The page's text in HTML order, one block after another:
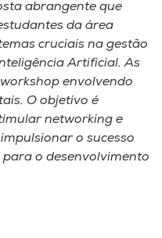
abrangente que
da área
cruciais na gestão
Artificial. As
envolvendo
O objetivo é
networking e
o sucesso
o desenvolvimento